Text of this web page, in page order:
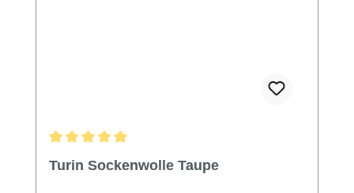
Turin Sockenwolle Taupe